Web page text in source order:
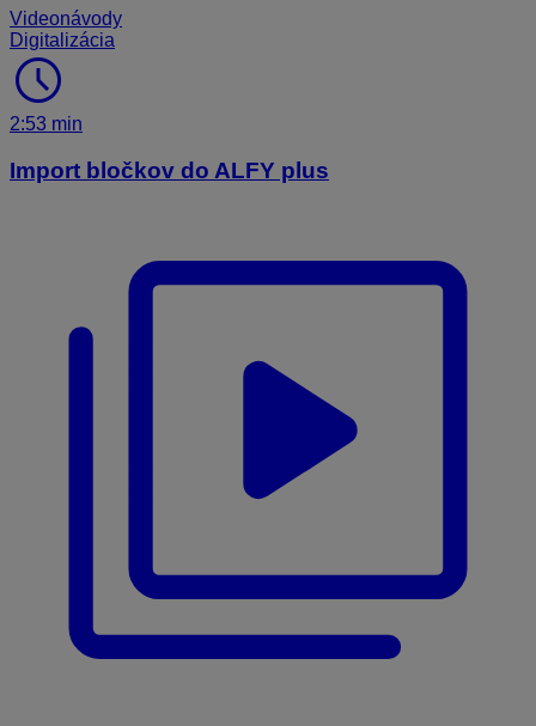
Videonávody
Digitalizácia
schedule
2:53 min
Import bločkov do ALFY plus